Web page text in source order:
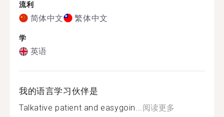
流利
简体中文 繁体中文
学
英语
我的语言学习伙伴是
Talkative patient and easygoin...阅读更多